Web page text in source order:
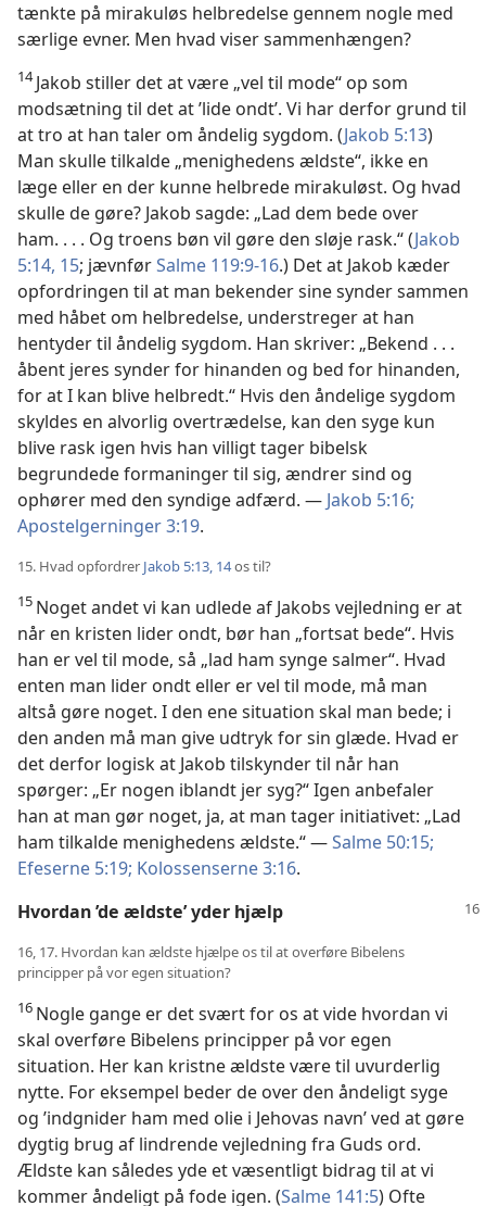
tænkte på mirakuløs helbredelse gennem nogle med
særlige evner. Men hvad viser sammenhængen?
14Jakob stiller det at være „vel til mode“ op som
modsætning til det at ’lide ondt’. Vi har derfor grund til
at tro at han taler om åndelig sygdom. (Jakob 5:13)
Man skulle tilkalde „menighedens ældste“, ikke en
læge eller en der kunne helbrede mirakuløst. Og hvad
skulle de gøre? Jakob sagde: „Lad dem bede over
ham. . . . Og troens bøn vil gøre den sløje rask.“ (Jakob
5:14, 15; jævnførSalme 119:9-16.) Det at Jakob kæder
opfordringen til at man bekender sine synder sammen
med håbet om helbredelse, understreger at han
hentyder til åndelig sygdom. Han skriver: „Bekend . . .
åbent jeres synder for hinanden og bed for hinanden,
for at I kan blive helbredt.“ Hvis den åndelige sygdom
skyldes en alvorlig overtrædelse, kan den syge kun
blive rask igen hvis han villigt tager bibelsk
begrundede formaninger til sig, ændrer sind og
ophører med den syndige adfærd. — Jakob 5:16;
Apostelgerninger 3:19.
15. Hvad opfordrer Jakob 5:13, 14os til?
15 Noget andet vi kan udlede af Jakobs vejledning er at
når en kristen lider ondt, bør han „fortsat bede“. Hvis
han er vel til mode, så „lad ham synge salmer“. Hvad
enten man lider ondt eller er vel til mode, må man
altså gøre noget. I den ene situation skal man bede; i
den anden må man give udtryk for sin glæde. Hvad er
det derfor logisk at Jakob tilskynder til når han
spørger: „Er nogen iblandt jer syg?“ Igen anbefaler
han at man gør noget, ja, at man tager initiativet: „Lad
ham tilkalde menighedens ældste.“ —Salme 50:15;
Efeserne 5:19; Kolossenserne 3:16.
Hvordan ’de ældste’ yder hjælp
16, 17. Hvordan kan ældste hjælpe os til at overføre Bibelens
principper på vor egen situation?
16 Nogle gange er det svært for os at vide hvordan vi
skal overføre Bibelens principper på vor egen
situation. Her kan kristne ældste være til uvurderlig
nytte. For eksempel beder de over den åndeligt syge
og ’indgnider ham med olie i Jehovas navn’ ved at gøre
dygtig brug af lindrende vejledning fra Guds ord.
Ældste kan således yde et væsentligt bidrag til at vi
kommer åndeligt på fode igen. (Salme 141:5) Ofte